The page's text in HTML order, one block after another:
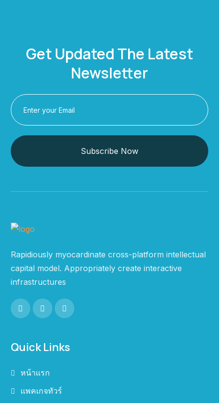
Get Updated The Latest
Newsletter
Subscribe Now
Rapidiously myocardinate cross-platform intellectual
capital model. Appropriately create interactive
infrastructures
Quick Links
หน้าแรก
แพคเกจทัวร์